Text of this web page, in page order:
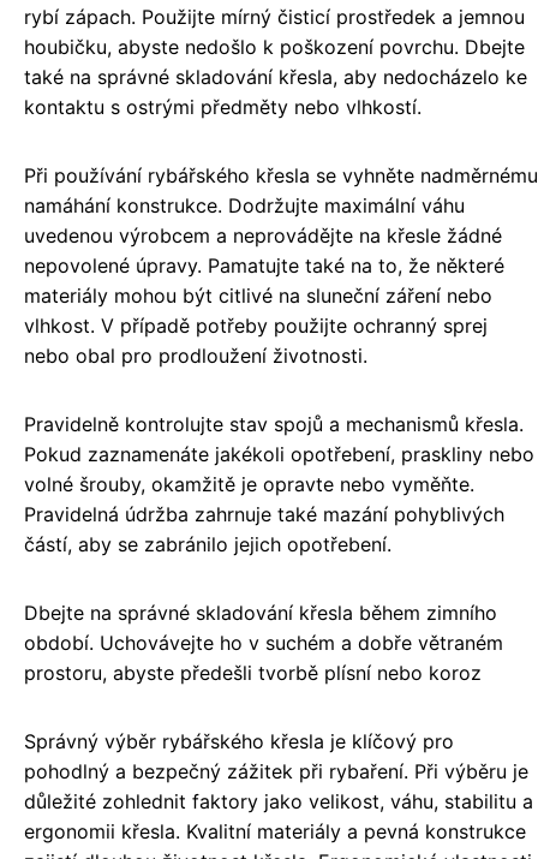
rybí zápach. Použijte mírný čisticí prostředek a jemnou
houbičku, abyste nedošlo k poškození povrchu. Dbejte
také na správné skladování křesla, aby nedocházelo ke
kontaktu s ostrými předměty nebo vlhkostí.
Při používání rybářského křesla se vyhněte nadměrnému
namáhání konstrukce. Dodržujte maximální váhu
uvedenou výrobcem a neprovádějte na křesle žádné
nepovolené úpravy. Pamatujte také na to, že některé
materiály mohou být citlivé na sluneční záření nebo
vlhkost. V případě potřeby použijte ochranný sprej
nebo obal pro prodloužení životnosti.
Pravidelně kontrolujte stav spojů a mechanismů křesla.
Pokud zaznamenáte jakékoli opotřebení, praskliny nebo
volné šrouby, okamžitě je opravte nebo vyměňte.
Pravidelná údržba zahrnuje také mazání pohyblivých
částí, aby se zabránilo jejich opotřebení.
Dbejte na správné skladování křesla během zimního
období. Uchovávejte ho v suchém a dobře větraném
prostoru, abyste předešli tvorbě plísní nebo koroz
Správný výběr rybářského křesla je klíčový pro
pohodlný a bezpečný zážitek při rybaření. Při výběru je
důležité zohlednit faktory jako velikost, váhu, stabilitu a
ergonomii křesla. Kvalitní materiály a pevná konstrukce